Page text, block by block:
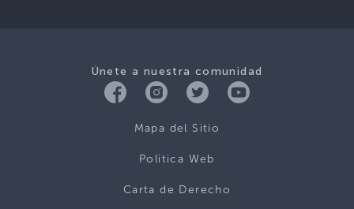
Únete a nuestra comunidad
Mapa del Sitio
Politica Web
Carta de Derecho